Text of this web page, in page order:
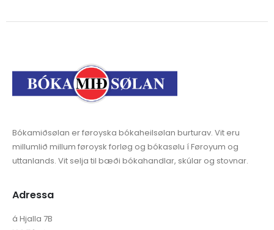
Bókamiðsølan er føroyska bókaheilsølan burturav. Vit eru
millumlið millum føroysk forløg og bókasølu í Føroyum og
uttanlands. Vit selja til bæði bókahandlar, skúlar og stovnar.
Adressa
á Hjalla 7B